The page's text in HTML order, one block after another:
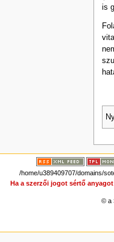
is
/home/u389409707/domains/
Ha a szerzői jogot sértő
© a